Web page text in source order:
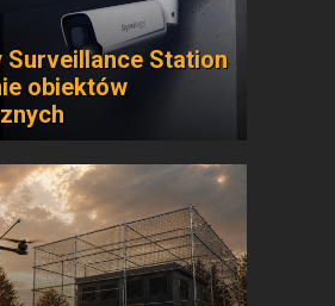
Surveillance Station
obiektów